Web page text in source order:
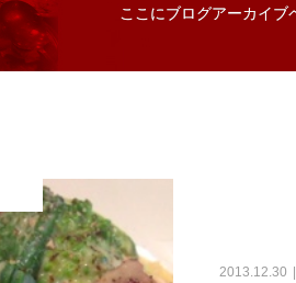
ここにブログアーカイ
2013.12.30